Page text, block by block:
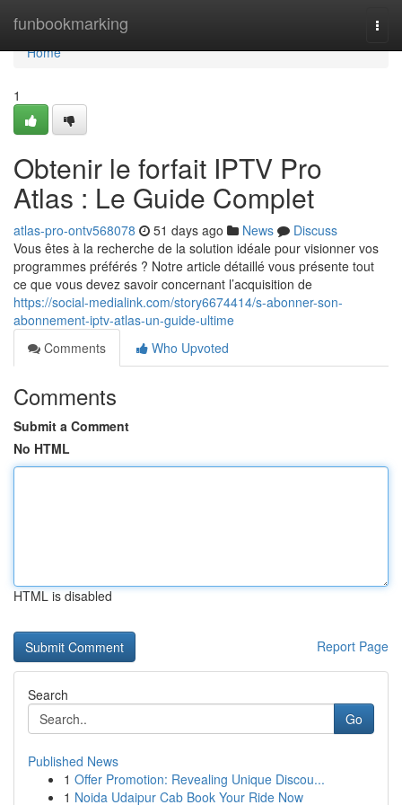
funbookmarking
Home
Home
1
Obtenir le forfait IPTV Pro
Atlas : Le Guide Complet
atlas-pro-ontv568078 51 days ago News
Discuss
Vous êtes à la recherche de la solution idéale pour visionner vos
programmes préférés ? Notre article détaillé vous présente tout
ce que vous devez savoir concernant l’acquisition de
https://social-medialink.com/story6674414/s-abonner-son-
abonnement-iptv-atlas-un-guide-ultime
Comments
Who Upvoted
Comments
Submit a Comment
No HTML
HTML is disabled
Report Page
Search
Go
Published News
1 Offer Promotion: Revealing Unique Discou...
1 Noida Udaipur Cab Book Your Ride Now